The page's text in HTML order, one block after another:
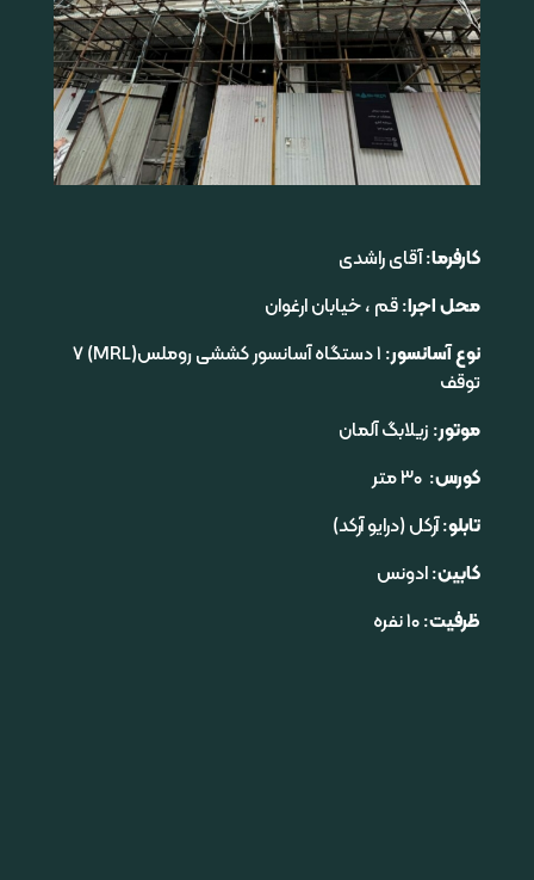
کارفرما: آقای راشدی
محل اجرا: قم ، خیابان ارغوان
نوع آسانسور
: ۱ دستگاه آسانسور کششی روملس(MRL) ۷
توقف
موتور: زیلابگ آلمان
کورس: ۳۰ متر
تابلو: آرکل (درایو آرکد)
کابین: ادونس
ظرفیت: ۱۰ نفره